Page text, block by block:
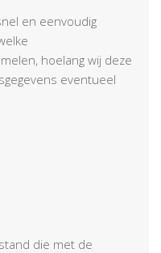
en eenvoudig
hoelang wij deze
eventueel
die met de